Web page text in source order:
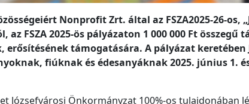
Nonprofit Zrt. által az FSZA2025-26-os,
az FSZA 2025-ös pályázaton 1 000 000 Ft
erősítésének támogatására. A pályázat
fiúknak és édesanyáknak 2025. június 1.
Józsefvárosi Önkormányzat 100%-os tulajdonában